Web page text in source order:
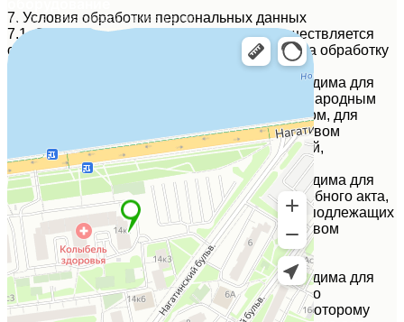
© 2025. NEXSON GROUP RUSSIA & CIS.;
7. Условия обработки персональных данных
7.1. Обработка персональных данных осуществляется
с согласия субъекта персональных данных на обработку
его персональных данных.
7.2. Обработка персональных данных необходима для
достижения целей, предусмотренных международным
договором Российской Федерации или законом, для
осуществления возложенных законодательством
Российской Федерации на оператора функций,
полномочий и обязанностей.
7.3. Обработка персональных данных необходима для
осуществления правосудия, исполнения судебного акта,
акта другого органа или должностного лица, подлежащих
исполнению в соответствии с законодательством
Российской Федерации об исполнительном
производстве.
7.4. Обработка персональных данных необходима для
исполнения договора, стороной которого либо
выгодоприобретателем или поручителем по которому